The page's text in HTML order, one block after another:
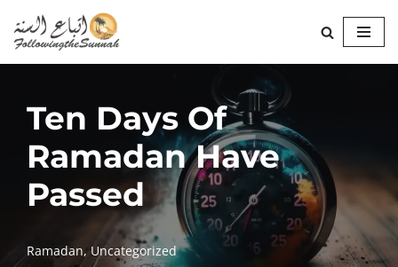
Skip
to
Ten Days Of
Ramadan Have
Passed
Ramadan, Uncategorized